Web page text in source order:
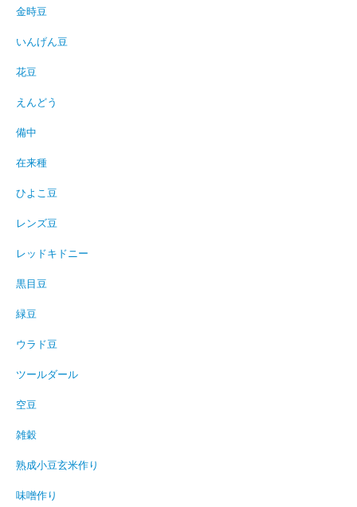
金時豆
いんげん豆
花豆
えんどう
備中
在来種
ひよこ豆
レンズ豆
レッドキドニー
黒目豆
緑豆
ウラド豆
ツールダール
空豆
雑穀
熟成小豆玄米作り
味噌作り